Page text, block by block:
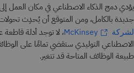
يؤدي دمج الذكاء الاصطناعي في مكان العمل
جديدة بالكامل، ومن المتوقع أن يُحدِث
لشركة McKinsey
، لا توجد أدلة قاطعة
الاصطناعي التوليدي ستقضي تمامًا على
طبيعة الوظائف المتاحة قد تتغير.